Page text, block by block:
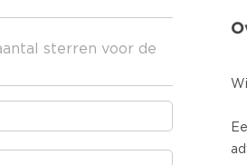
sterren voor de